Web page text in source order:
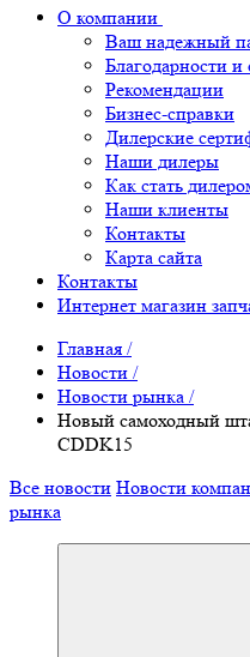
О компании
Ваш надежный
Благодарности
Рекомендации
Бизнес-справки
Дилерские
Наши дилеры
Как стать
Наши клиенты
Контакты
Карта сайта
Контакты
Интернет магазин
Главная /
Новости /
Новости рынка /
Новый самоходный
CDDK15
Все новости Новости
рынка